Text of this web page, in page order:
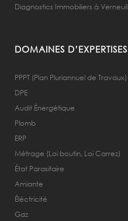
Diagnostics Immobiliers à Verneuil
DOMAINES D’EXPERTISES
PPPT (Plan Pluriannuel de Travaux)
DPE
Audit Énergétique
Plomb
ERP
Métrage (Loi boutin, Loi Carrez)
État Parasitaire
Amiante
Éléctricité
Gaz